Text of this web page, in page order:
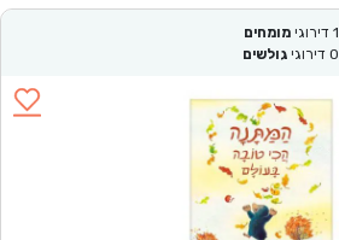
1 דירוגי מומחים
0 דירוגי גולשים